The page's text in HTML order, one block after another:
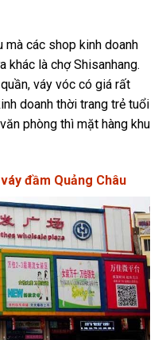
mà các shop kinh doanh
khác là chợ Shisanhang.
váy vóc có giá rất
doanh thời trang trẻ tuổi
phòng thì mặt hàng khu
đầm Quảng Châu